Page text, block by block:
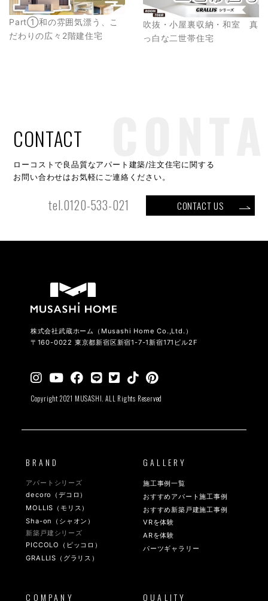
Part①和の雰囲気漂う、こ
だわりの広々2階建住宅
吹抜・小屋裏収納・和室 真
っ白な二世帯住宅
CONTACT
ローコストで良品質なアパート建築/注文住宅に関する
お問い合わせはお気軽にご連絡ください。
tel.0120-533-021 CONTACT US
株式会社武蔵ホーム（Musashi Home Co.,Ltd.）
〒160-0022 東京都新宿区新宿1-7-1新宿171ビル2F
Copyright 2021 MUSASHI. ALL Rights Reserved
BRAND
アパートシリーズ
decoro（デコロ）
MOLLIS（モリス）
Sha-on（シャオン）
新築戸建シリーズ
PICCOLO（ピッコロ）
GRALLIS（グラリス）
GALLERY
施工事例一覧
おすすめアパート施工事例
おすすめ新築戸建施工事例
VRを体験
ARを体験
パーツギャラリー
COMPANY QUALITY